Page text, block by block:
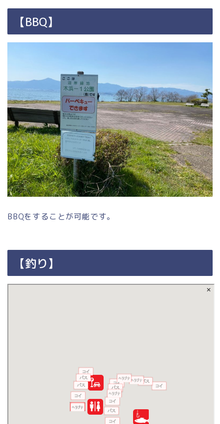
【BBQ】
BBQをすることが可能です。
【釣り】